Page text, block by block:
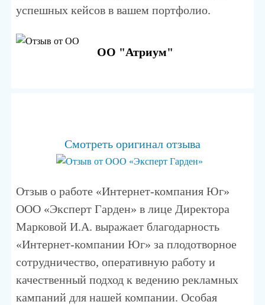
успешных кейсов в вашем портфолио.
ОО "Атриум"
Отзыв о работе «Интернет-компания Юг»
ООО «Эксперт Гарден» в лице Директора
Марковой И.А. выражает благодарность
«Интернет-компании Юг» за плодотворное
сотрудничество, оперативную работу и
качественный подход к ведению рекламных
кампаний для нашей компании. Особая
Смотреть оригинал отзыва